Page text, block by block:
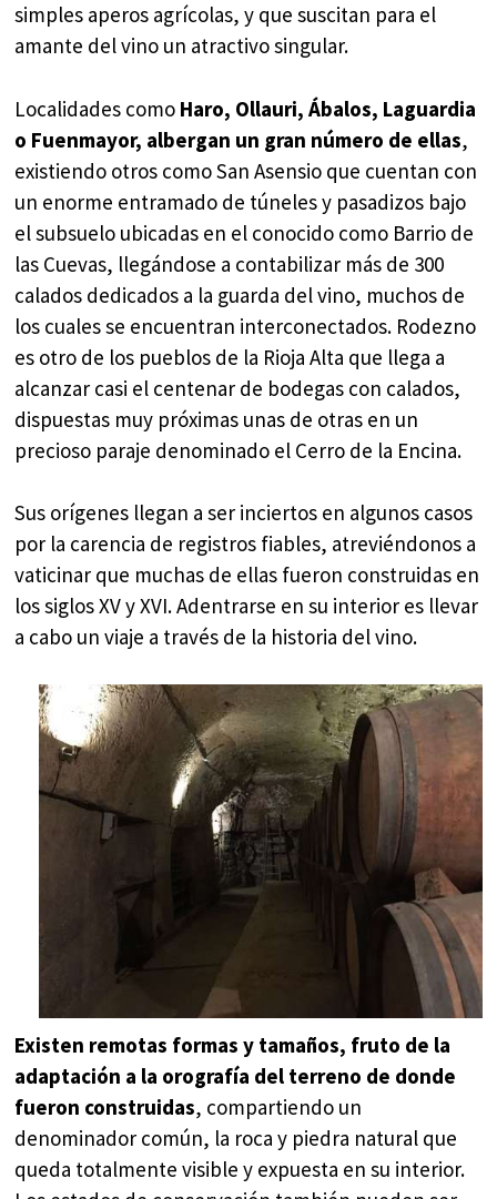
simples aperos agrícolas, y que suscitan para el
amante del vino un atractivo singular.
Localidades como Haro, Ollauri, Ábalos, Laguardia
o Fuenmayor, albergan un gran número de ellas,
existiendo otros como San Asensio que cuentan con
un enorme entramado de túneles y pasadizos bajo
el subsuelo ubicadas en el conocido como Barrio de
las Cuevas, llegándose a contabilizar más de 300
calados dedicados a la guarda del vino, muchos de
los cuales se encuentran interconectados. Rodezno
es otro de los pueblos de la Rioja Alta que llega a
alcanzar casi el centenar de bodegas con calados,
dispuestas muy próximas unas de otras en un
precioso paraje denominado el Cerro de la Encina.
Sus orígenes llegan a ser inciertos en algunos casos
por la carencia de registros fiables, atreviéndonos a
vaticinar que muchas de ellas fueron construidas en
los siglos XV y XVI. Adentrarse en su interior es llevar
a cabo un viaje a través de la historia del vino.
Existen remotas formas y tamaños, fruto de la
adaptación a la orografía del terreno de donde
fueron construidas, compartiendo un
denominador común, la roca y piedra natural que
queda totalmente visible y expuesta en su interior.